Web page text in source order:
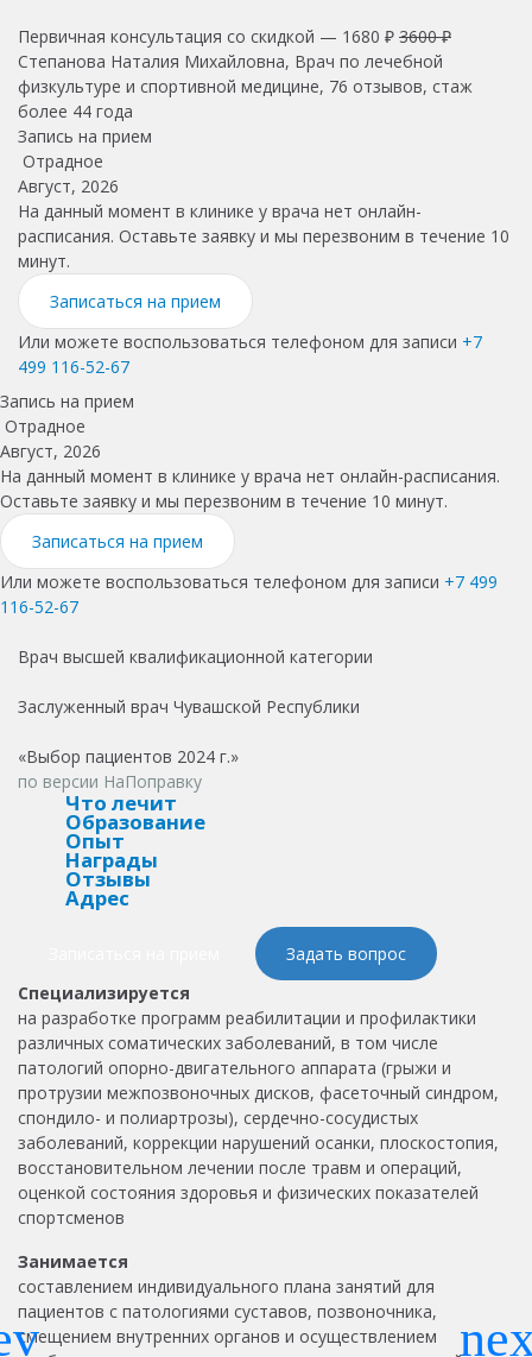
Первичная консультация со скидкой — 1680 ₽ 3600 ₽
Степанова Наталия Михайловна, Врач по лечебной
физкультуре и спортивной медицине, 76 отзывов, стаж
более 44 года
Запись на прием
Отрадное
Август, 2026
На данный момент в клинике у врача нет онлайн-
расписания. Оставьте заявку и мы перезвоним в течение 10
минут.
Записаться на прием
Или можете воспользоваться телефоном для записи +7
499 116-52-67
Запись на прием
Отрадное
Август, 2026
На данный момент в клинике у врача нет онлайн-расписания.
Оставьте заявку и мы перезвоним в течение 10 минут.
Записаться на прием
Или можете воспользоваться телефоном для записи +7 499
116-52-67
Врач высшей квалификационной категории
Заслуженный врач Чувашской Республики
«Выбор пациентов 2024 г.»
по версии НаПоправку
Что лечит
Образование
Опыт
Награды
Отзывы
Адрес
Задать вопрос
Специализируется
на разработке программ реабилитации и профилактики
различных соматических заболеваний, в том числе
патологий опорно-двигательного аппарата (грыжи и
протрузии межпозвоночных дисков, фасеточный синдром,
спондило- и полиартрозы), сердечно-сосудистых
заболеваний, коррекции нарушений осанки, плоскостопия,
восстановительном лечении после травм и операций,
оценкой состояния здоровья и физических показателей
спортсменов
Занимается
составлением индивидуального плана занятий для
пациентов с патологиями суставов, позвоночника,
смещением внутренних органов и осуществлением